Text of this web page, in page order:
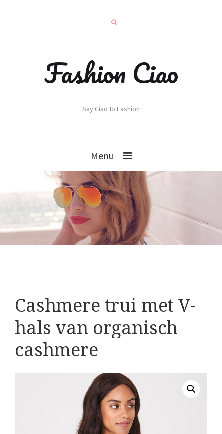
Fashion Ciao
Say Ciao to Fashion
Menu
Cashmere trui met V-
hals van organisch
cashmere